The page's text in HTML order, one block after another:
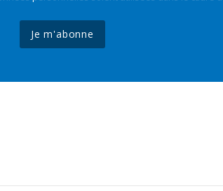
Je m'abonne